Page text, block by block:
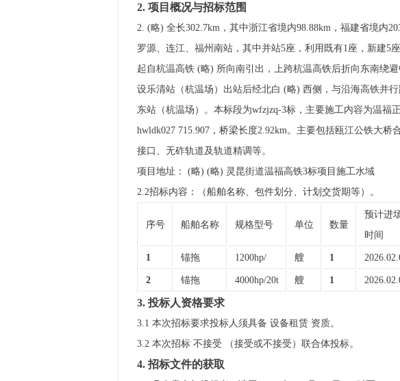
2. 项目概况与招标范围
2. (略) 全长302.7km，其中浙江省境内98.88km，福建省境内
罗源、连江、福州南站，其中并站5座，利用既有1座，新建
起自杭温高铁 (略) 所向南引出，上跨杭温高铁后折向东南绕
设乐清站（杭温场）出站后经北白 (略) 西侧，与沿海高铁并
东站（杭温场）。本标段为wfzjzq-3标，主要施工内容为温福
hwldk027 715.907，桥梁长度2.92km。主要包括瓯江公铁大
接口、无砟轨道及轨道精调等。
项目地址： (略) (略) 灵昆街道温福高铁3标项目施工水域
2.2招标内容：（船舶名称、包件划分、计划交货期等）。
序号 船舶名称 规格型号 单位 数量
预计进
时间
1 锚拖 1200hp/ 艘 1
2 锚拖 4000hp/20t 艘 1
3. 投标人资格要求
3.1 本次招标要求投标人须具备 设备租赁 资质。
3.2 本次招标 不接受 （接受或不接受）联合体投标。
4. 招标文件的获取